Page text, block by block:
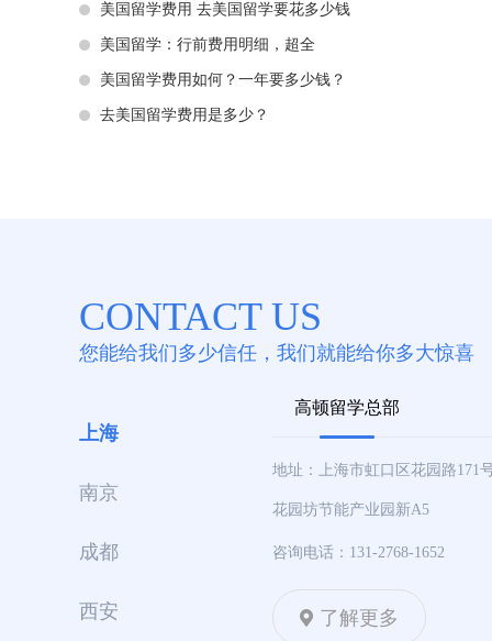
美国留学费用 去美国留学要花多少钱
美国留学：行前费用明细，超全
美国留学费用如何？一年要多少钱？
去美国留学费用是多少？
CONTACT US
您能给我们多少信任，我们就能给你多大惊喜
上海
南京
成都
西安
高顿留学总部
地址：上海市虹口区花园路171
花园坊节能产业园新A5
咨询电话：131-2768-1652
了解更多